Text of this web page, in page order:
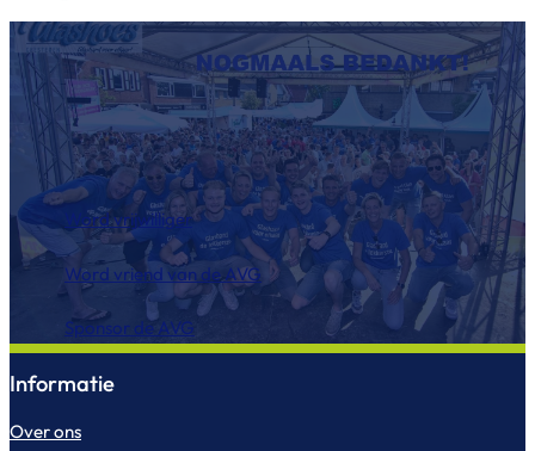
Word vrijwilliger
Word vriend van de AVG
Sponsor de AVG
Informatie
Over ons